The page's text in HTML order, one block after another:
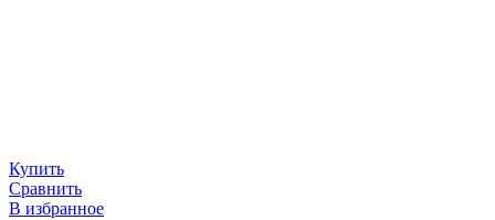
Купить
Сравнить
В избранное